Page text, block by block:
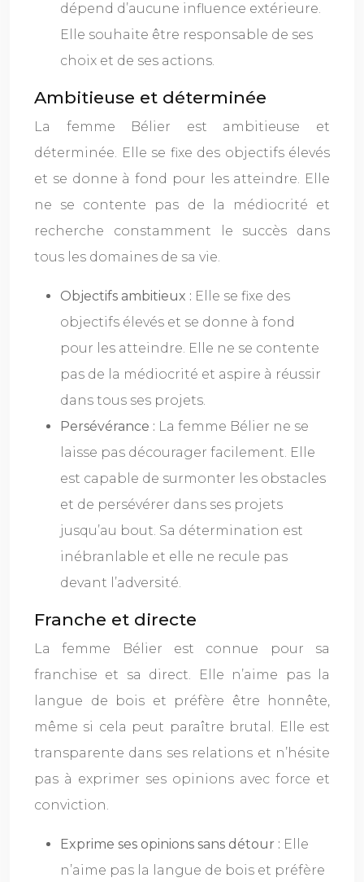
dépend d’aucune influence extérieure.
Elle souhaite être responsable de ses
choix et de ses actions.
Ambitieuse et déterminée
La femme Bélier est ambitieuse et
déterminée. Elle se fixe des objectifs élevés
et se donne à fond pour les atteindre. Elle
ne se contente pas de la médiocrité et
recherche constamment le succès dans
tous les domaines de sa vie.
Objectifs ambitieux : Elle se fixe des
objectifs élevés et se donne à fond
pour les atteindre. Elle ne se contente
pas de la médiocrité et aspire à réussir
dans tous ses projets.
Persévérance : La femme Bélier ne se
laisse pas décourager facilement. Elle
est capable de surmonter les obstacles
et de persévérer dans ses projets
jusqu’au bout. Sa détermination est
inébranlable et elle ne recule pas
devant l’adversité.
Franche et directe
La femme Bélier est connue pour sa
franchise et sa direct. Elle n’aime pas la
langue de bois et préfère être honnête,
même si cela peut paraître brutal. Elle est
transparente dans ses relations et n’hésite
pas à exprimer ses opinions avec force et
conviction.
Exprime ses opinions sans détour : Elle
n’aime pas la langue de bois et préfère